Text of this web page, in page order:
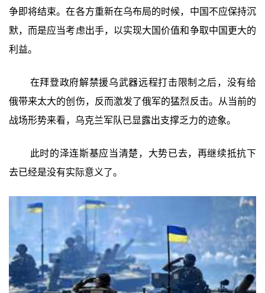
争即将结束。在各方重新在乌布局的时候，中国不应保持沉
默，而是应当考虑出手，以实现大国价值和争取中国更大的
利益。
在拜登政府解禁援乌武器远程打击限制之后，没有给
俄带来太大的创伤，反而激发了俄军的猛烈反击。从当前的
战场形势来看，乌克兰军队已显露出支撑乏力的迹象。
此时的泽连斯基应当清楚，大势已去，再继续抵抗下
去已经是没有实际意义了。